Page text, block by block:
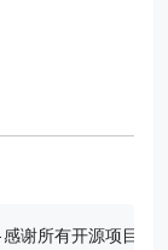
谢所有开源项